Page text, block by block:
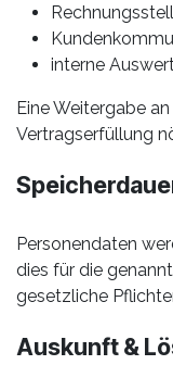
interne
Eine Weitergabe
Vertragserfüllung
Personendaten
dies für die
gesetzliche
Auskunft &